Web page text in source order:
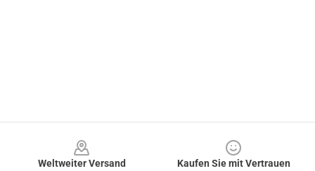
Weltweiter Versand
Kaufen Sie mit Vertrauen